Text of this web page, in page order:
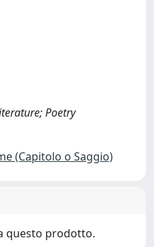
Poetry
(Capitolo o Saggio)
questo prodotto.